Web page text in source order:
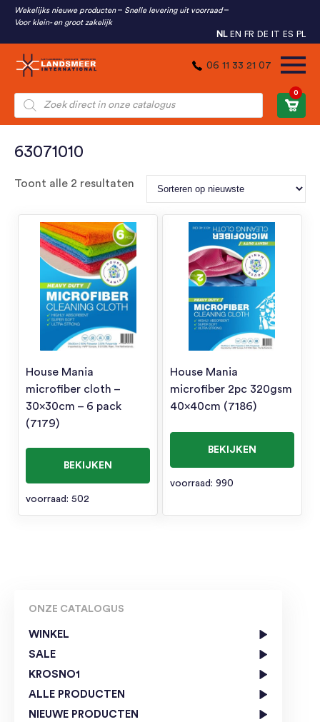
Wekelijks nieuwe producten
Snelle levering uit voorraad
Voor klein- en groot zakelijk
NL EN FR DE IT ES PL
06 11 33 21 07
Producten
zoeken
0
ONZE CATALOGUS
WINKEL
SALE
KROSNO1
ALLE PRODUCTEN
NIEUWE PRODUCTEN
63071010
Toont alle 2 resultaten Gesorteerd
nieuwste
House Mania
microfiber cloth –
30x30cm – 6 pack
(7179)
BEKIJKEN
voorraad: 502
House Mania
microfiber 2pc 320gsm
40x40cm (7186)
BEKIJKEN
voorraad: 990